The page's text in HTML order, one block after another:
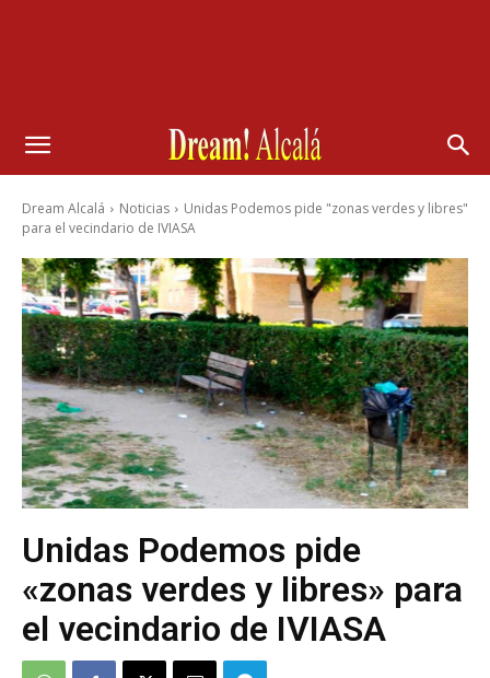
Dream Alcalá Noticias
Unidas Podemos pide "zonas verdes y libres"
para el vecindario de IVIASA
Unidas Podemos pide
«zonas verdes y libres» para
el vecindario de IVIASA